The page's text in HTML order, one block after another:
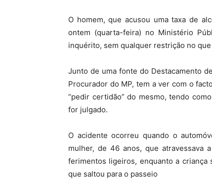
O homem, que acusou uma taxa de
ontem (quarta-feira) no Ministério
inquérito, sem qualquer restrição no
Junto de uma fonte do Destacamento
Procurador do MP, tem a ver com o
“pedir certidão” do mesmo, tendo
for julgado.
O acidente ocorreu quando o
mulher, de 46 anos, que atravessava
ferimentos ligeiros, enquanto a
que saltou para o passeio